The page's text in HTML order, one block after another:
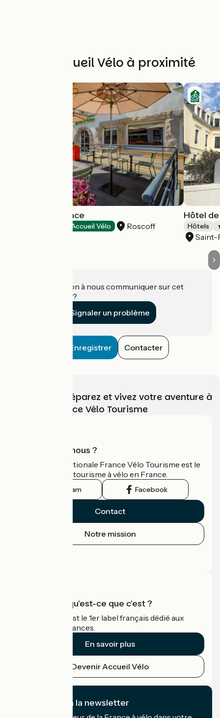
Autres Accueil Vélo à proximité
Hôtel la Résidence
Accueil Vélo Roscoff
Hôtel
Hôtels
Une information à nous communiquer sur cet
établissement ?
Signaler un problème
Enregistrer Contacter
Choisissez, préparez et vivez votre aventure à
vélo avec France Vélo Tourisme
Qui sommes-nous ?
L'association nationale France Vélo Tourisme est le
guide officiel du tourisme à vélo en France.
Instagram Facebook
Contact
Notre mission
Accueil Vélo qu'est-ce que c'est ?
Accueil Vélo c'est le 1er label français dédié aux
cyclistes en vacances.
En savoir plus
Devenir Accueil Vélo
Je m'abonne à la newsletter